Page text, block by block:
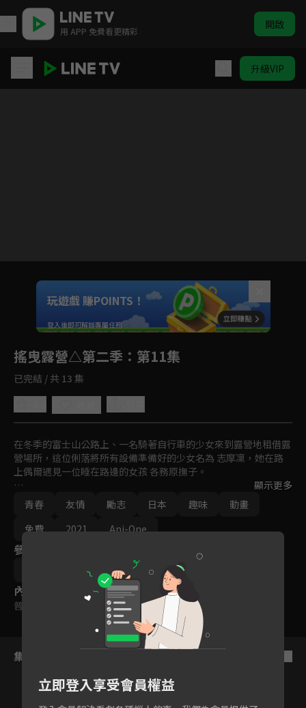
用 APP 免費看更精彩 開啟
升級VIP
Unmute
如有不便請見諒
玩遊戲 賺POINTS！
登入後即可解鎖專屬任務
搖曳露營△第二季 ：第11集
已完結 / 共 13 集
在冬季的富士山公路上、一名騎著自行車的少女來到露營地租借露
營場所，這位俐落將所有設備準備好的少女名為 志摩凜，她在路
上偶爾遇見一位睡在路邊的女孩 各務原撫子。
凜意外中幫助天然呆少女 撫子，後來在學校巧合碰見 撫子，一場
專屬於少女的野營物語也就此開幕！
顯示更多
青春
友情 勵志 日本 趣味
動畫
免費
2021 Ani-One
參與演員
內容標籤
普遍級
集數列表
立即登入享受會員權益